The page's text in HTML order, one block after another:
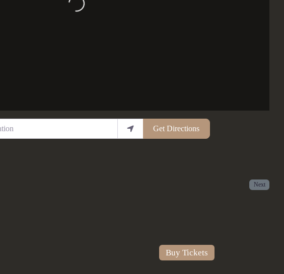
Get Directions
Next
Buy Tickets